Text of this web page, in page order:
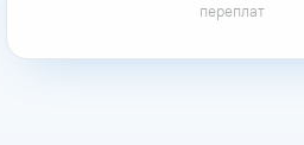
переплат